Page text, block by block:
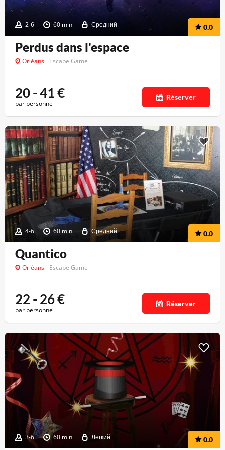
2-6 60 min Средний 0.0
Perdus dans l'espace
Orléans Escape Game
20 - 41€
par personne
Réserver
4-6 60 min Средний 0.0
Quantico
Orléans Escape Game
22 - 26€
par personne
Réserver
3-6 60 min Легкий 0.0